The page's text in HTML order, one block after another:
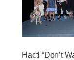
Hactl “Don’t